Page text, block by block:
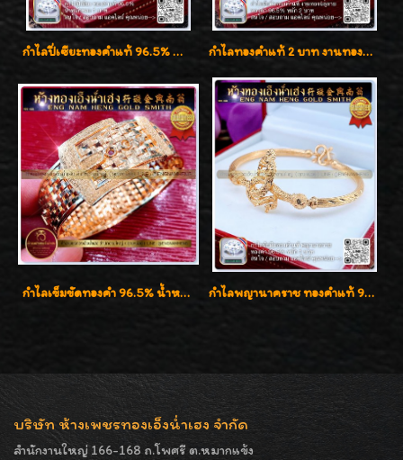
กำไลปี่เซียะทองคำแท้ 96.5% น้ำหนัก 1 บาท เสริมโชคลาภ กำไลทองคำแท้ 2 บาท งานทองฉลุลาย ดีไซน์หรูหรา สวยคลาสสิค
กำไลเข็มขัดทองคำ 96.5% น้ำหนัก 3 บาท หรูหรา สวยมากๆค่ะ กำไลพญานาคราช ทองคำแท้ 96.5% น้ำหนัก 1 บาท เสริมสิริมงคล
บริษัท ห้างเพชรทองเอ็งน่ำเฮง จำกัด
สำนักงานใหญ่ 166-168 ถ.โพศรี ต.หมากแข้ง